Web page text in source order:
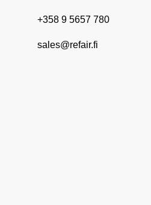
+358 9 5657 780
sales@refair.fi